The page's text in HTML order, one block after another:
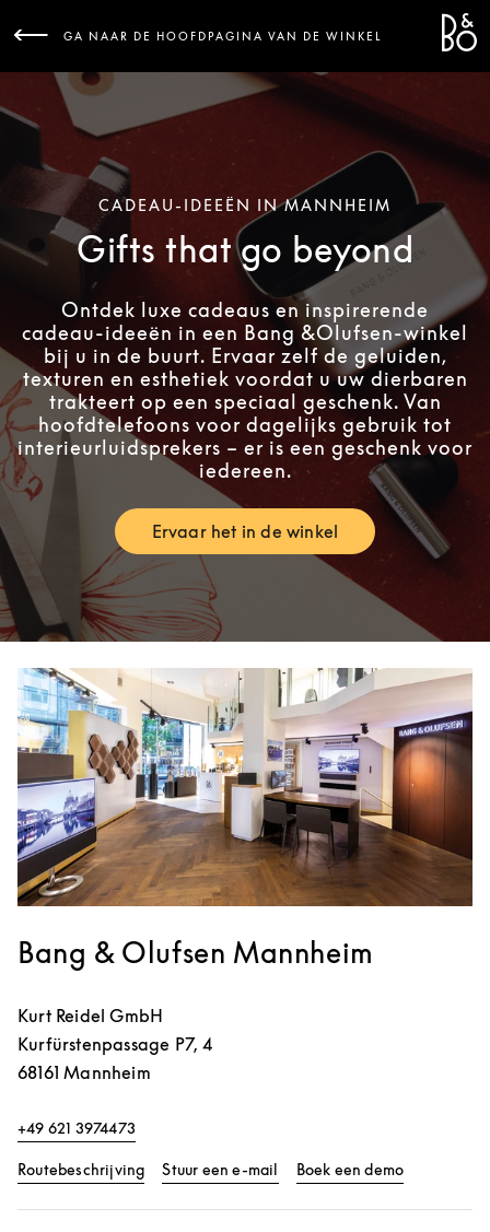
GA NAAR DE HOOFDPAGINA VAN DE WINKEL
CADEAU-IDEEËN IN MANNHEIM
Gifts that go beyond
Ontdek luxe cadeaus en inspirerende
cadeau-ideeën in een Bang &Olufsen-winkel
bij u in de buurt. Ervaar zelf de geluiden,
texturen en esthetiek voordat u uw dierbaren
trakteert op een speciaal geschenk. Van
hoofdtelefoons voor dagelijks gebruik tot
interieurluidsprekers – er is een geschenk voor
iedereen.
Ervaar het in de winkelLink Opens in New Tab
Bang & Olufsen Mannheim
Kurt Reidel GmbH
Kurfürstenpassage P7, 4
68161 Mannheim
+49 621 3974473
RoutebeschrijvingLink Opens in New Tab
Stuur een e-mail Boek een demo